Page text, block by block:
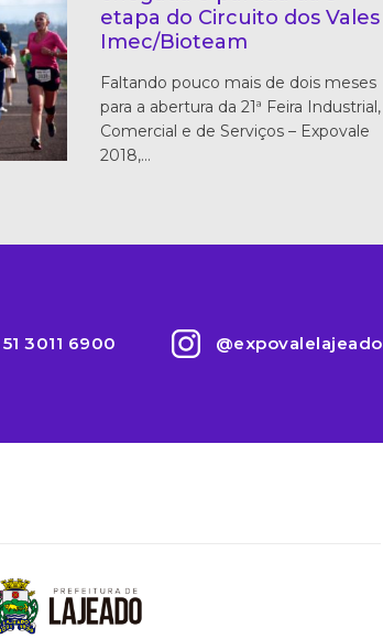
etapa do Circuito dos Vales
Imec/Bioteam
Faltando pouco mais de dois meses
para a abertura da 21ª Feira Industrial,
Comercial e de Serviços – Expovale
2018,…
51 3011 6900 @expovalelajeado